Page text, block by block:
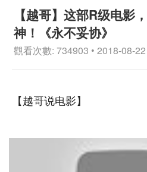
【越哥】这部R级电影
神！《永不妥协》
觀看次數: 734903 • 2018-08-
【越哥说电影】